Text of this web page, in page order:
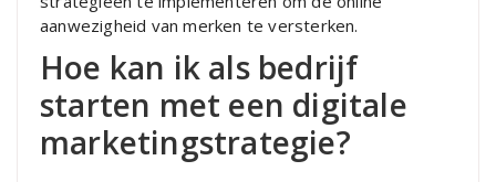
aanwezigheid van merken te versterken.
Hoe kan ik als bedrijf
starten met een digitale
marketingstrategie?